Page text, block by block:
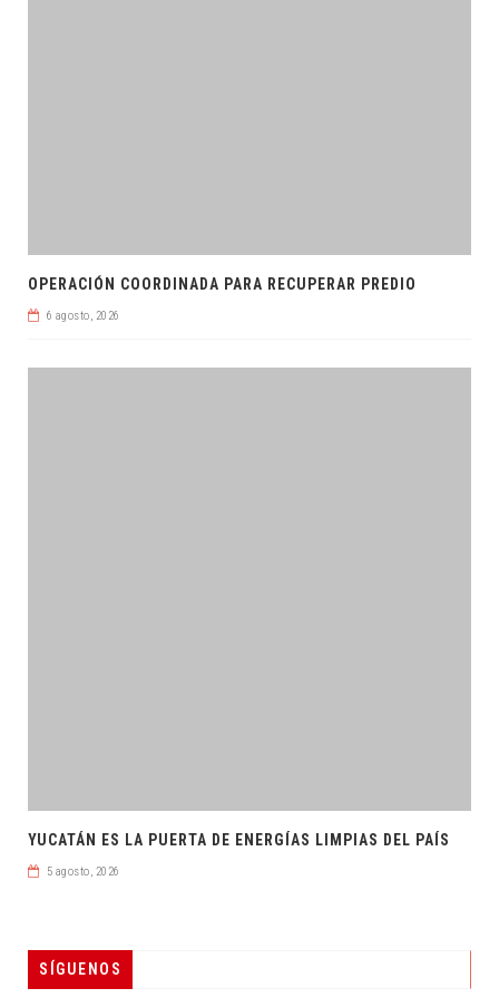
OPERACIÓN COORDINADA PARA RECUPERAR PREDIO
6 agosto, 2026
YUCATÁN ES LA PUERTA DE ENERGÍAS LIMPIAS DEL PAÍS
5 agosto, 2026
SÍGUENOS